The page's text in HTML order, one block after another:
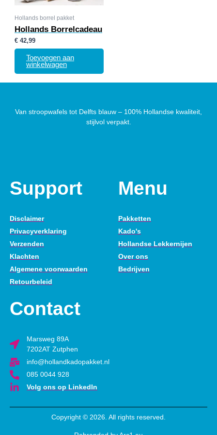
Hollands borrel pakket
Hollands Borrelcadeau
€ 42,99
Toevoegen aan
winkelwagen
Van stroopwafels tot Delfts blauw – 100% Hollandse kwaliteit,
stijlvol verpakt.
Support
Disclaimer
Privacyverklaring
Verzenden
Klachten
Algemene voorwaarden
Retourbeleid
Menu
Pakketten
Kado's
Hollandse Lekkernijen
Over ons
Bedrijven
Contact
Marsweg 89A
7202AT Zutphen
info@hollandkadopakket.nl
085 0044 928
Volg ons op LinkedIn
Copyright © 2026. All rights reserved.